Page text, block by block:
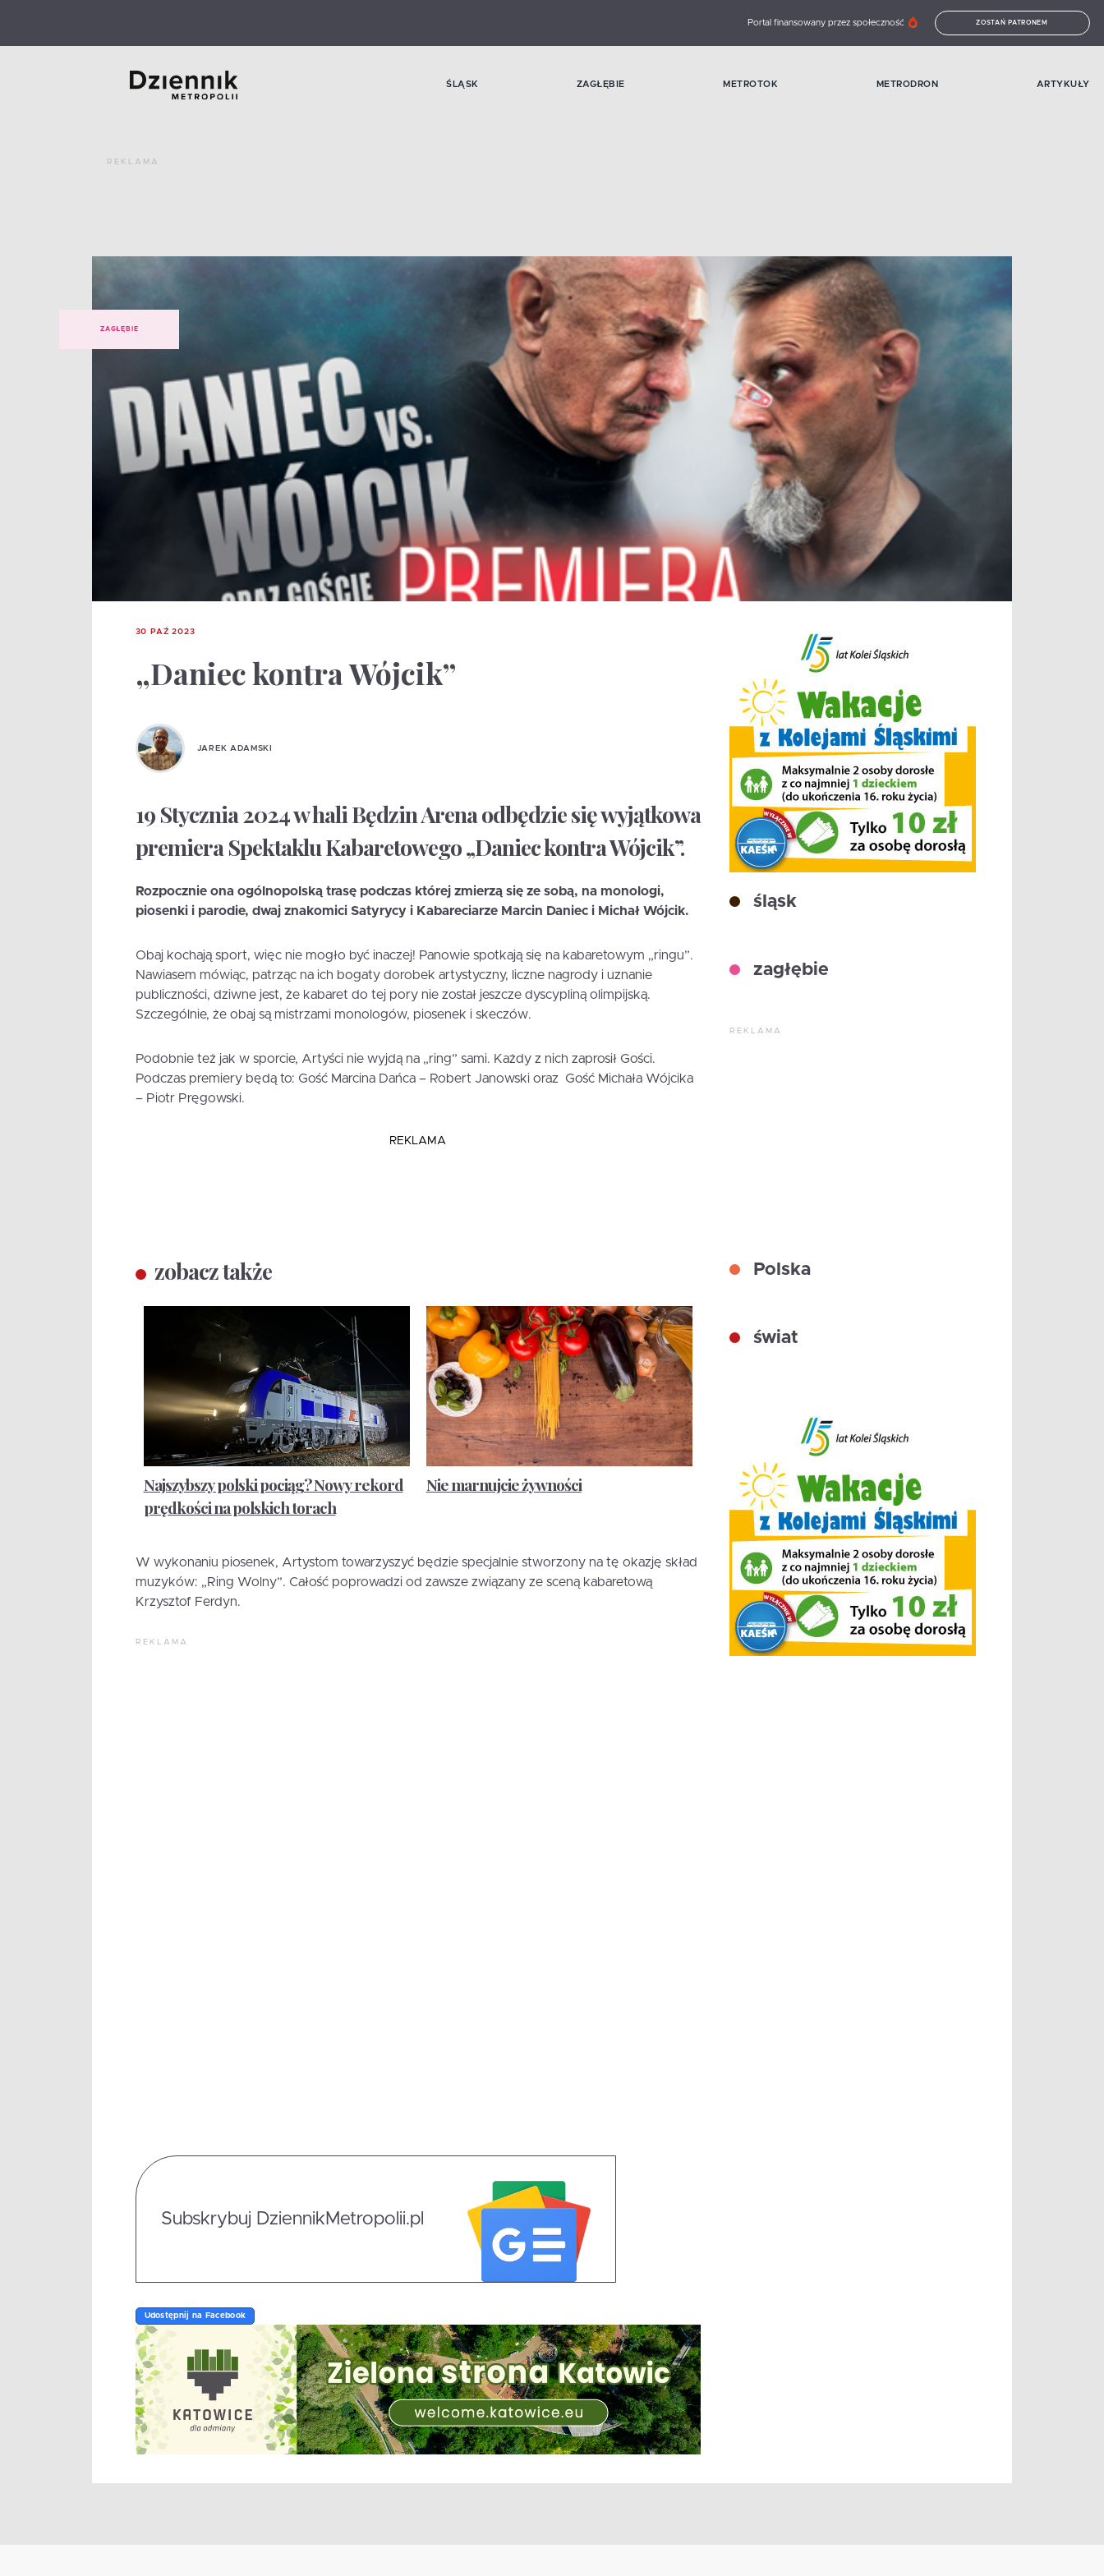
Portal finansowany przez społeczność ZOSTAŃ PATRONEM
ŚLĄSK ZAGŁĘBIE METROTOK METRODRON ARTYKUŁY
REKLAMA
ZAGŁĘBIE
30 PAŹ 2023
„Daniec kontra Wójcik”
JAREK ADAMSKI
19 Stycznia 2024 w hali Będzin Arena odbędzie się wyjątkowa
premiera Spektaklu Kabaretowego „Daniec kontra Wójcik”.
Rozpocznie ona ogólnopolską trasę podczas której zmierzą się ze sobą, na monologi,
piosenki i parodie, dwaj znakomici Satyrycy i Kabareciarze Marcin Daniec i Michał Wójcik.
Obaj kochają sport, więc nie mogło być inaczej! Panowie spotkają się na kabaretowym „ringu”.
Nawiasem mówiąc, patrząc na ich bogaty dorobek artystyczny, liczne nagrody i uznanie
publiczności, dziwne jest, że kabaret do tej pory nie został jeszcze dyscypliną olimpijską.
Szczególnie, że obaj są mistrzami monologów, piosenek i skeczów.
Podobnie też jak w sporcie, Artyści nie wyjdą na „ring” sami. Każdy z nich zaprosił Gości.
Podczas premiery będą to: Gość Marcina Dańca – Robert Janowski oraz Gość Michała Wójcika
– Piotr Pręgowski.
REKLAMA
zobacz także
Najszybszy polski pociąg? Nowy rekord
prędkości na polskich torach
Nie marnujcie żywności
W wykonaniu piosenek, Artystom towarzyszyć będzie specjalnie stworzony na tę okazję skład
muzyków: „Ring Wolny”. Całość poprowadzi od zawsze związany ze sceną kabaretową
Krzysztof Ferdyn.
REKLAMA
Subskrybuj DziennikMetropolii.pl
Udostępnij na Facebook
śląsk
zagłębie
REKLAMA
Polska
świat